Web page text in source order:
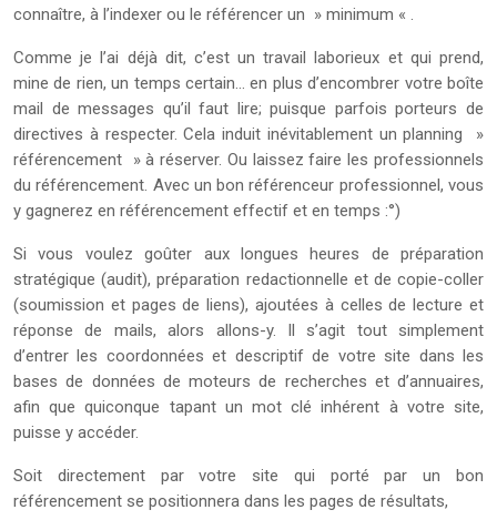
connaître, à l’indexer ou le référencer un » minimum « .
Comme je l’ai déjà dit, c’est un travail laborieux et qui prend,
mine de rien, un temps certain… en plus d’encombrer votre boîte
mail de messages qu’il faut lire; puisque parfois porteurs de
directives à respecter. Cela induit inévitablement un planning »
référencement » à réserver. Ou laissez faire les professionnels
du référencement. Avec un bon référenceur professionnel, vous
y gagnerez en référencement effectif et en temps :°)
Si vous voulez goûter aux longues heures de préparation
stratégique (audit), préparation redactionnelle et de copie-coller
(soumission et pages de liens), ajoutées à celles de lecture et
réponse de mails, alors allons-y. Il s’agit tout simplement
d’entrer les coordonnées et descriptif de votre site dans les
bases de données de moteurs de recherches et d’annuaires,
afin que quiconque tapant un mot clé inhérent à votre site,
puisse y accéder.
Soit directement par votre site qui porté par un bon
référencement se positionnera dans les pages de résultats,